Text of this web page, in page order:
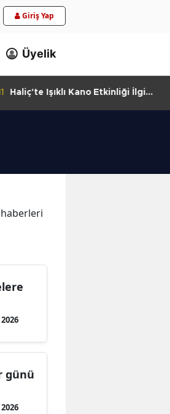
Giriş Yap
Üyelik
Haliç'te Işıklı Kano Etkinliği İlgi
günü